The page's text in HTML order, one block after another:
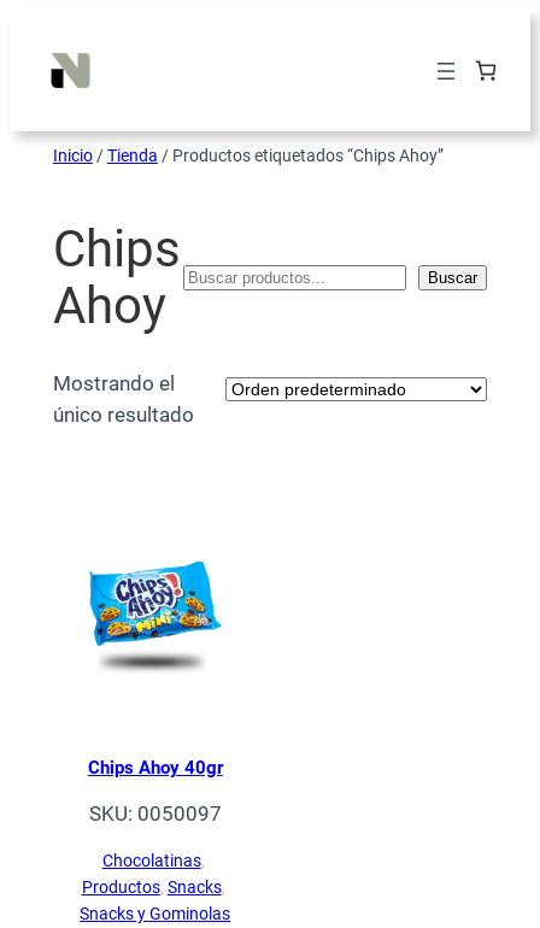
Inicio/Tienda / Productos etiquetados “Chips Ahoy”
Chips
Ahoy
Buscar
Mostrando el
único resultado
Chips Ahoy 40gr
SKU: 0050097
Chocolatinas
Productos, Snacks
Snacks y Gominolas